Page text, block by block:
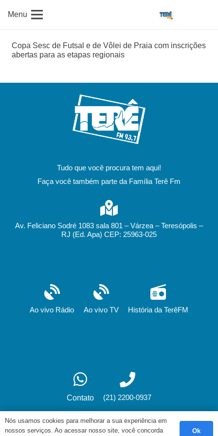
Menu
Copa Sesc de Futsal e de Vôlei de Praia com inscrições
abertas para as etapas regionais
Tudo que você procura tem aqui!
Faça você também parte da Família Terê Fm
Av. Feliciano Sodré 1083 sala 801 – Várzea – Teresópolis –
RJ (Ed. Apa) CEP: 25963-025
Ao vivo Rádio Ao vivo TV História da TerêFM
Contato (21) 2200-0937
Desenvolvimento: fox.art.br
Nós usamos cookies para melhorar a sua experiência em
nossos serviços. Ao acessar nosso site, você concorda
Ok